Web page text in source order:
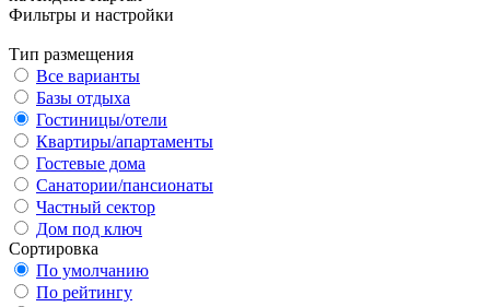
Фильтры и настройки
Тип размещения
Все варианты
Базы отдыха
Гостиницы/отели
Квартиры/апартаменты
Гостевые дома
Санатории/пансионаты
Частный сектор
Дом под ключ
Сортировка
По умолчанию
По рейтингу